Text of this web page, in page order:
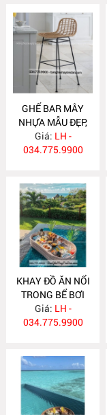
GHẾ BAR MÂY
NHỰA MẪU ĐẸP,
ĐỘC ĐÁO GN411
Giá: LH -
034.775.9900
KHAY ĐỒ ĂN NỔI
TRONG BỂ BƠI
K17
Giá: LH -
034.775.9900